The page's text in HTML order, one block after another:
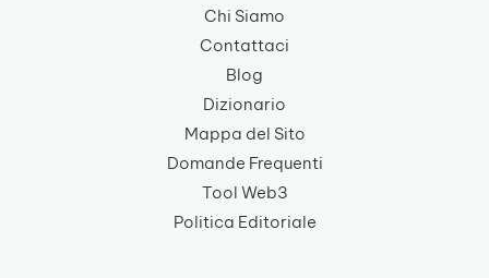
Chi Siamo
Contattaci
Blog
Dizionario
Mappa del Sito
Domande Frequenti
Tool Web3
Politica Editoriale